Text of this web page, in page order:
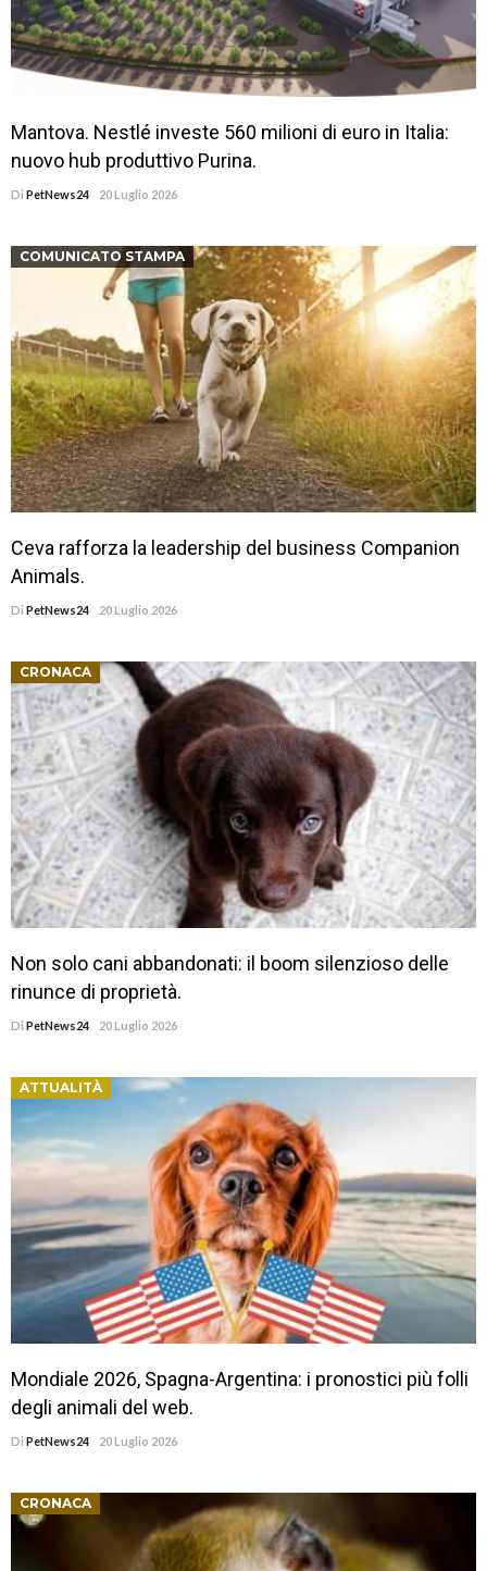
Mantova. Nestlé investe 560 milioni di euro in Italia:
nuovo hub produttivo Purina.
Di PetNews24 20 Luglio 2026
COMUNICATO STAMPA
Ceva rafforza la leadership del business Companion
Animals.
Di PetNews24 20 Luglio 2026
CRONACA
Non solo cani abbandonati: il boom silenzioso delle
rinunce di proprietà.
Di PetNews24 20 Luglio 2026
ATTUALITÀ
Mondiale 2026, Spagna-Argentina: i pronostici più folli
degli animali del web.
Di PetNews24 20 Luglio 2026
CRONACA